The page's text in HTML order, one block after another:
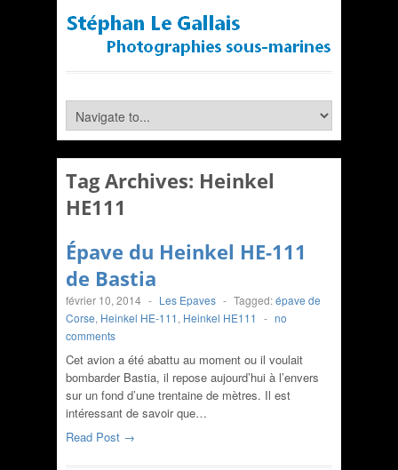
Tag Archives: Heinkel
HE111
Épave du Heinkel HE-111
de Bastia
février 10, 2014 - Les Epaves - Tagged:épave de
Corse, Heinkel HE-111, Heinkel HE111 - no
comments
Cet avion a été abattu au moment ou il voulait
bombarder Bastia, il repose aujourd’hui à l’envers
sur un fond d’une trentaine de mètres. Il est
intéressant de savoir que…
Read Post →